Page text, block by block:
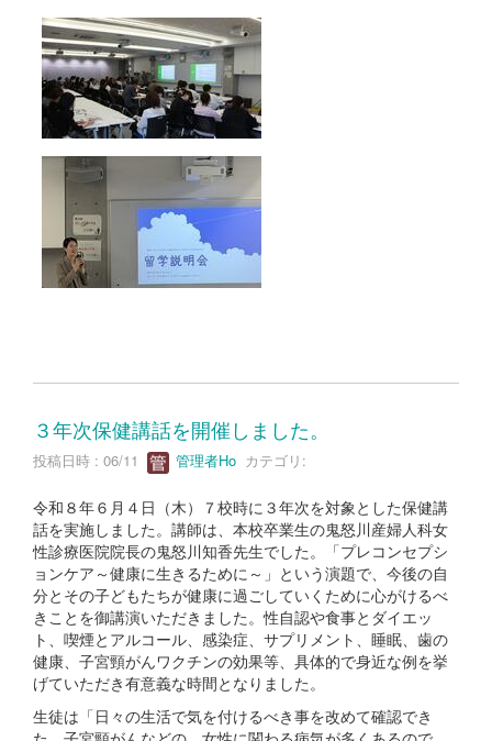
３年次保健講話を開催しました。
投稿日時 : 06/11 管理者Ho カテゴリ:
令和８年６月４日（木）７校時に３年次を対象とした保健講
話を実施しました。講師は、本校卒業生の鬼怒川産婦人科女
性診療医院院長の鬼怒川知香先生でした。「プレコンセプシ
ョンケア～健康に生きるために～」という演題で、今後の自
分とその子どもたちが健康に過ごしていくために心がけるべ
きことを御講演いただきました。性自認や食事とダイエッ
ト、喫煙とアルコール、感染症、サプリメント、睡眠、歯の
健康、子宮頸がんワクチンの効果等、具体的で身近な例を挙
げていただき有意義な時間となりました。
生徒は「日々の生活で気を付けるべき事を改めて確認でき